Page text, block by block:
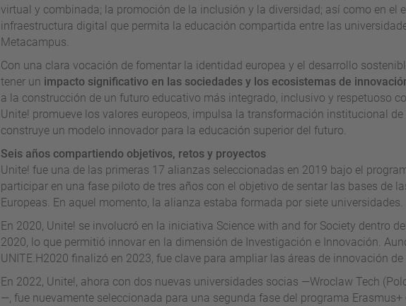
virtual y combinada; la promoción de la inclusión y la diversidad; así como en el
infraestructura digital que permita la educación compartida entre las
Metacampus.
Con una clara vocación de fomentar la identidad europea y el desarrollo
tener un impacto significativo en las sociedades y los ecosistemas de
a la construcción de un futuro educativo más integrado, inclusivo y respetuoso
Unite! promueve los valores europeos, impulsa la transformación institucional
construye un modelo innovador para la educación superior del futuro.
Seis años compartiendo objetivos, retos y proyectos
Unite! fue una de las primeras 17 alianzas seleccionadas en 2019 bajo el
participar en una fase piloto de tres años con el objetivo de sentar las bases de
Europeas. En aquel momento, la alianza estaba formada por siete universidades.
En 2020, Unite! se involucró en la iniciativa Science with and for Society dentro
2020, lo que permitió innovar en la dimensión de Investigación e Innovación.
UNITE.H2020 finalizó en 2023, fue clave para ampliar las áreas de innovación
En 2022, Unite!, ahora con dos nuevas universidades socias —Wroclaw Tech
—, fue nuevamente seleccionada para una segunda fase del programa